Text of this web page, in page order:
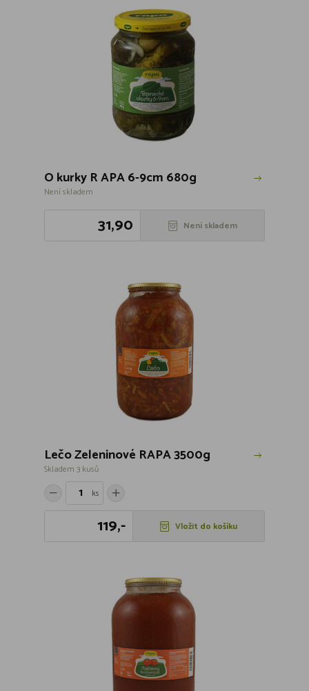
O kurky R APA 6-9cm 680g
Není skladem
31,90 Není skladem
Lečo Zeleninové RAPA 3500g
Skladem 3 kusů
ks
119,- Vložit do košíku